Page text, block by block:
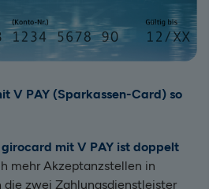
V PAY (Sparkassen-Card) so
girocard mit V PAY ist doppelt
mehr Akzeptanzstellen in
die zwei Zahlungsdienstleister